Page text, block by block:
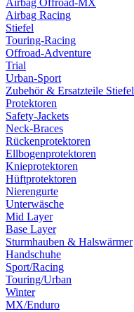
Airbag Offroad-MX
Airbag Racing
Stiefel
Touring-Racing
Offroad-Adventure
Trial
Urban-Sport
Zubehör & Ersatzteile Stiefel
Protektoren
Safety-Jackets
Neck-Braces
Rückenprotektoren
Ellbogenprotektoren
Knieprotektoren
Hüftprotektoren
Nierengurte
Unterwäsche
Mid Layer
Base Layer
Sturmhauben & Halswärmer
Handschuhe
Sport/Racing
Touring/Urban
Winter
MX/Enduro